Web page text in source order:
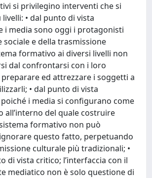
si privilegino interventi che si
• dal punto di vista
i media sono oggi i protagonisti
sociale e della trasmissione
formativo ai diversi livelli non
dal confrontarsi con i loro
ed attrezzare i soggetti a
• dal punto di vista
i media si configurano come
all’interno del quale costruire
formativo non può
questo fatto, perpetuando
culturale più tradizionali; •
di vista critico; l’interfaccia con il
mediatico non è solo questione di